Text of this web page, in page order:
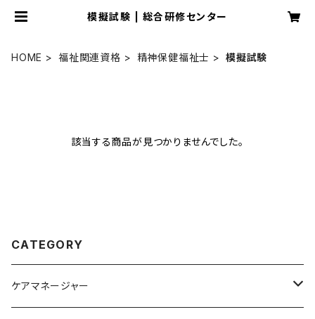
模擬試験 | 総合研修センター
HOME 福祉関連資格 精神保健福祉士 模擬試験
該当する商品が見つかりませんでした。
CATEGORY
ケアマネージャー